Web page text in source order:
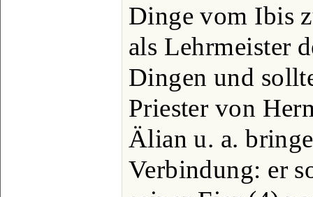
Dinge vom Ibis
als Lehrmeister
Dingen und
Priester von
Älian u. a.
Verbindung: er